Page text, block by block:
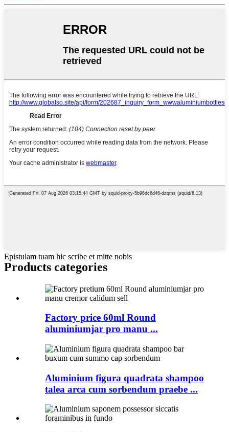
Epistulam tuam hic scribe et mitte nobis
Products categories
Factory price 60ml Round
aluminiumjar pro manu ...
Aluminium figura quadrata shampoo
talea arca cum sorbendum praebe ...